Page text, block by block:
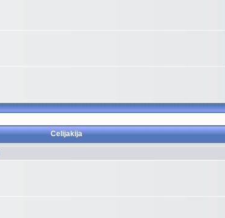
Celijakija